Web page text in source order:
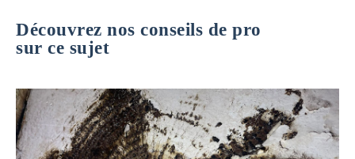
Découvrez nos conseils de pro
sur ce sujet